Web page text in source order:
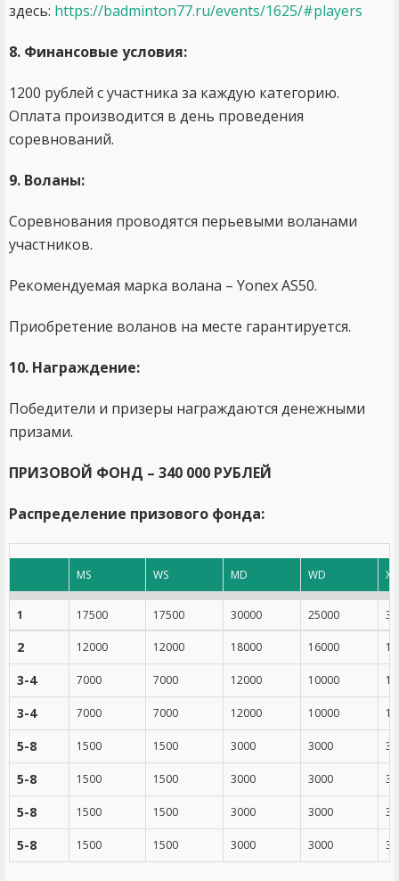
здесь: https://badminton77.ru/events/1625/#players
8. Финансовые условия:
1200 рублей с участника за каждую категорию.
Оплата производится в день проведения
соревнований.
9. Воланы:
Соревнования проводятся перьевыми воланами
участников.
Рекомендуемая марка волана – Yonex AS50.
Приобретение воланов на месте гарантируется.
10. Награждение:
Победители и призеры награждаются денежными
призами.
ПРИЗОВОЙ ФОНД – 340 000 РУБЛЕЙ
Распределение призового фонда:
MS WS MD WD XD
1 17500 17500 30000 25000
2 12000 12000 18000 16000
3-4 7000 7000 12000 10000
3-4 7000 7000 12000 10000
5-8 1500 1500 3000 3000
5-8 1500 1500 3000 3000
5-8 1500 1500 3000 3000
5-8 1500 1500 3000 3000